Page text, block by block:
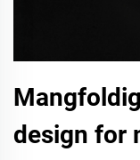
design for